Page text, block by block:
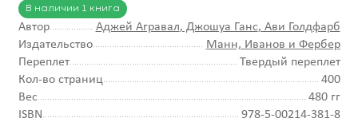
В наличии 1 книга
Автор Аджей Агравал, Джошуа Ганс, Ави Голдфарб
Издательство
Манн, Иванов и Фербер
Переплет
Твердый переплет
Кол-во страниц
400
Вес
480 гг
ISBN
978-5-00214-381-8